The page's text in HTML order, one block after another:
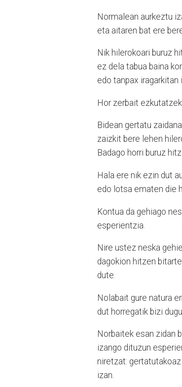
Normalean aurkeztu
eta aitaren bat ere
Nik hilerokoari buruz
ez dela tabua baina
edo tanpax iragarkitan
Hor zerbait
Bidean gertatu
zaizkit bere lehen
Badago horri buruz
Hala ere nik ezin dut
edo lotsa ematen die
Kontua da gehiago
esperientzia.
Nire ustez neska
dagokion hitzen
dute.
Nolabait gure natura
dut horregatik bizi
Norbaitek esan zidan
izango dituzun
niretzat:
izan.